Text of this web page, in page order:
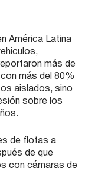
América Latina
más de
más del 80%
aislados, sino
sobre los
de flotas a
de que
con cámaras de